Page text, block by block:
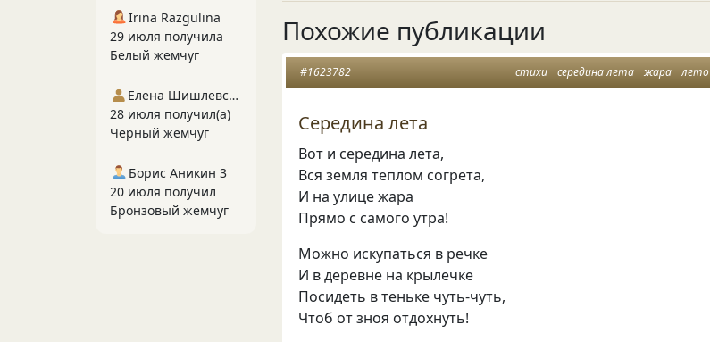
Похожие публикации
стихи середина лета жара лето
#1623782
Середина лета
Вот и середина лета,
Вся земля теплом согрета,
И на улице жара
Прямо с самого утра!
Можно искупаться в речке
И в деревне на крылечке
Посидеть в теньке чуть-чуть,
Чтоб от зноя отдохнуть!
Irina Razgulina
29 июля получила
Белый жемчуг
Елена Шишлевская
28 июля получил(а)
Черный жемчуг
Борис Аникин 3
20 июля получил
Бронзовый жемчуг